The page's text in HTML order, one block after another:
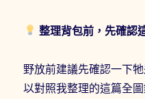
整理背包前，先確認
野放前建議先確認一下
以對照我整理的這篇全